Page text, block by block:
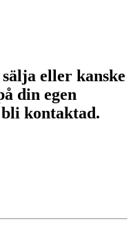
eller kanske
din egen
kontaktad.